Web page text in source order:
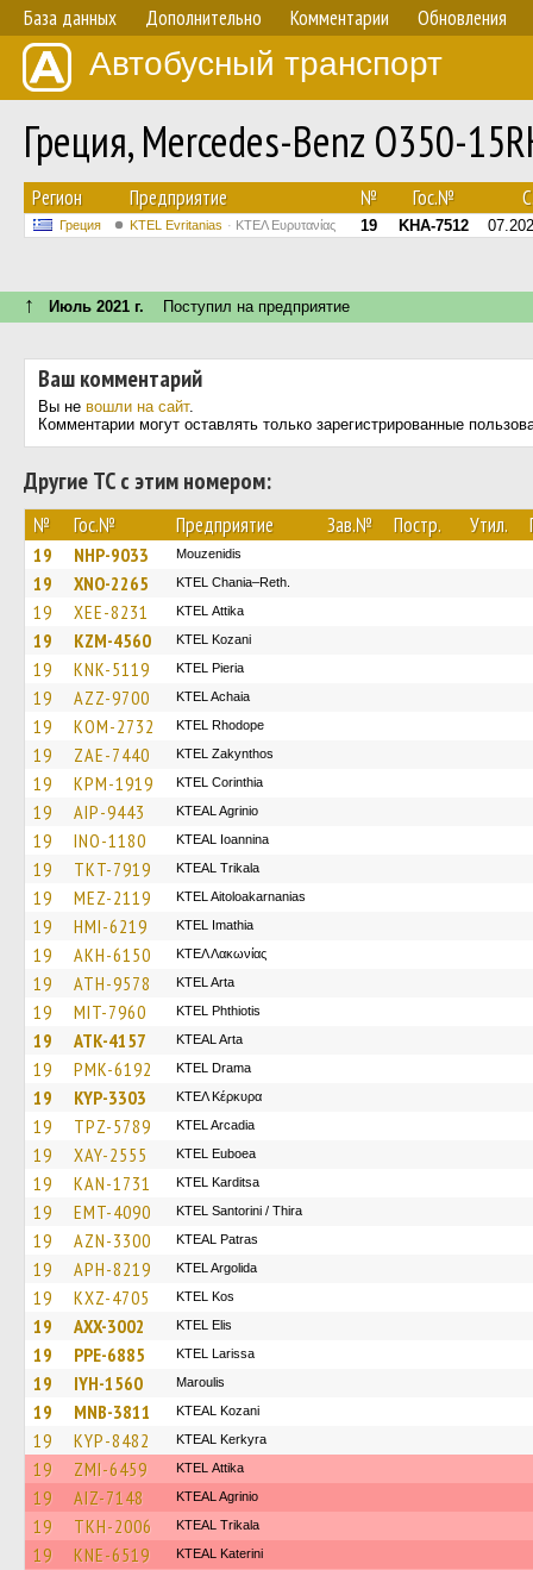
База данных Дополнительно Комментарии Обновления
Автобусный транспорт
Греция, Mercedes-Benz O350-
Регион Предприятие № Гос.№
Греция ΚΤΕL Evritanias ΚΤΕΛ Ευρυτανίας 19 KHA-7512
↑ Июль 2021 г. Поступил на предприятие
Ваш комментарий
Вы не вошли на сайт.
Комментарии могут оставлять только зарегистрированные
Другие ТС с этим номером:
№ Гос.№ Предприятие Зав.№ Постр. Утил.
19 NHP-9033 Mouzenidis
19 XNO-2265 KTEL Chania–Reth.
19 XEE-8231 KΤΕL Αttika
19 KZM-4560 ΚΤΕL Kozani
19 KNK-5119 KTEL Pieria
19 AZZ-9700 KTEL Achaia
19 KOM-2732 KTEL Rhodope
19 ZAE-7440 KTEL Zakynthos
19 KPM-1919 KTEL Corinthia
19 AIP-9443 KTEAL Agrinio
19 INO-1180 KTEAL Ioannina
19 TKT-7919 KTEAL Trikala
19 MEZ-2119 KTEL Aitoloakarnanias
19 HMI-6219 KTEL Imathia
19 AKH-6150 ΚΤΕΛ Λακωνίας
19 ATH-9578 KTEL Arta
19 MIT-7960 ΚΤΕL Phthiotis
19 ATK-4157 KTEAL Arta
19 PMK-6192 KTEL Drama
19 KYP-3303 ΚΤΕΛ Κέρκυρα
19 TPZ-5789 KTEL Arcadia
19 XAY-2555 ΚΤΕL Euboea
19 KAN-1731 ΚΤΕL Karditsa
19 EMT-4090 KTEL Santorini / Thira
19 AZN-3300 KTEAL Patras
19 APH-8219 KTEL Argolida
19 KXZ-4705 KTEL Kos
19 AXX-3002 KTEL Elis
19 PPE-6885 KTEL Larissa
19 IYH-1560 Maroulis
19 MNB-3811 KTEAL Kozani
19 KYP-8482 KTEAL Kerkyra
19 ZMI-6459 KΤΕL Αttika
19 AIZ-7148 KTEAL Agrinio
19 TKH-2006 KTEAL Trikala
19 KNE-6519 KTEAL Katerini